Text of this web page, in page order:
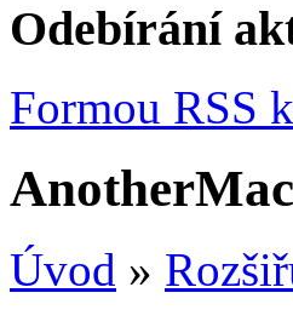
Odebírání
Formou RSS
Úvod »